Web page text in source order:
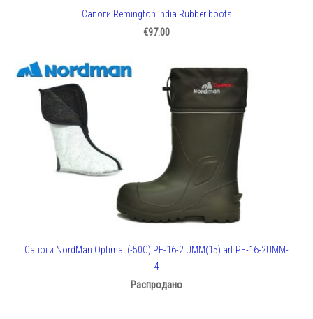
Сапоги Remington India Rubber boots
€97.00
Сапоги NordMan Optimal (-50С) PE-16-2 UMM(15) art.PE-16-2UMM-
4
Распродано